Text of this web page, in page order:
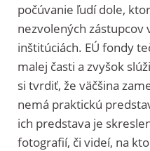
počúvanie ľudí dole,
nezvolených zástupcov
inštitúciách. EÚ fondy
malej časti a zvyšok
si tvrdiť, že väčšina
nemá praktickú
ich predstava je
fotografií, či videí, na